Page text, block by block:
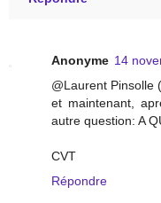
Anonyme 14
@Laurent Pinsolle
et maintenant,
autre question: A
CVT
Répondre